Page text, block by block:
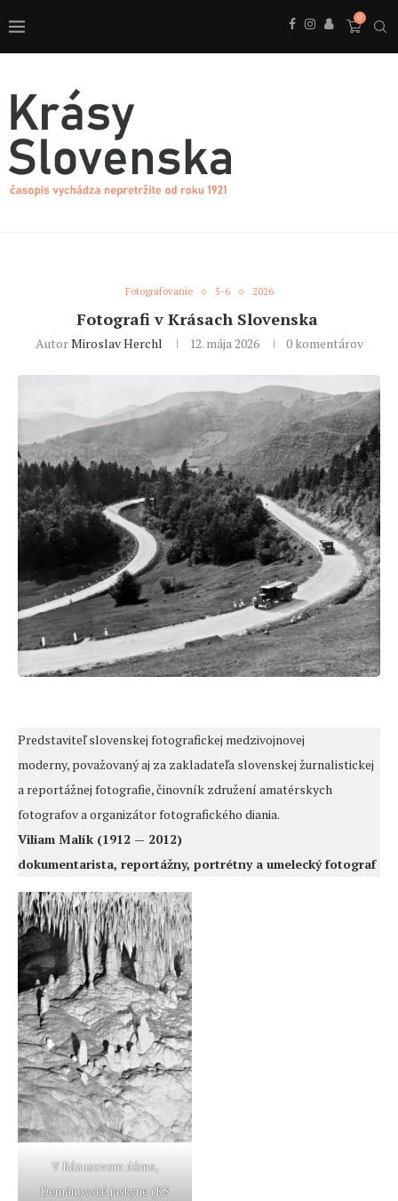
0
Fotografovanie 5-6 2026
Fotografi v Krásach Slovenska
AutorMiroslav Herchl 12. mája 2026 0 komentárov
Predstaviteľ slovenskej fotografickej medzivojnovej
moderny, považovaný aj za zakladateľa slovenskej žurnalistickej
a reportážnej fotografie, činovník združení amatérskych
fotografov a organizátor fotografického diania.
Viliam Malík (1912 — 2012)
dokumentarista, reportážny, portrétny a umelecký fotograf
V Rázusovom dóme,
Demänovské jaskyne (KS